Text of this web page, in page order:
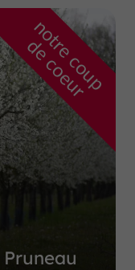
n
o
t
r
e
c
o
u
p
d
e
c
o
e
u
r